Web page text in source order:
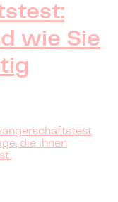
wie Sie
die ihnen